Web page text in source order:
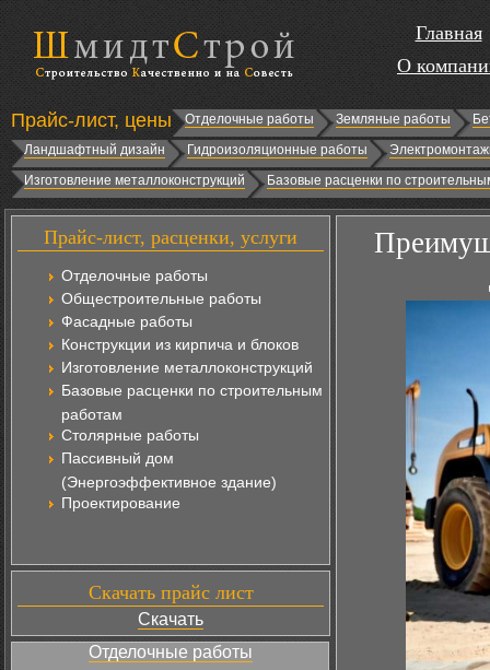
Главная
О
Прайс-лист, цены Отделочные работы Земляные работы
Ландшафтный дизайн
Гидроизоляционные работы
Изготовление металлоконструкций
Базовые расценки по
Прайс-лист, расценки, услуги
Отделочные работы
Общестроительные работы
Фасадные работы
Конструкции из кирпича и блоков
Изготовление металлоконструкций
Базовые расценки по строительным
работам
Столярные работы
Пассивный дом
(Энергоэффективное здание)
Проектирование
Скачать прайс лист
Скачать
Отделочные работы